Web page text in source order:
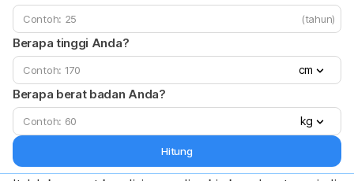
(tahun)
Berapa tinggi Anda?
cm
Berapa berat badan Anda?
kg
Hitung